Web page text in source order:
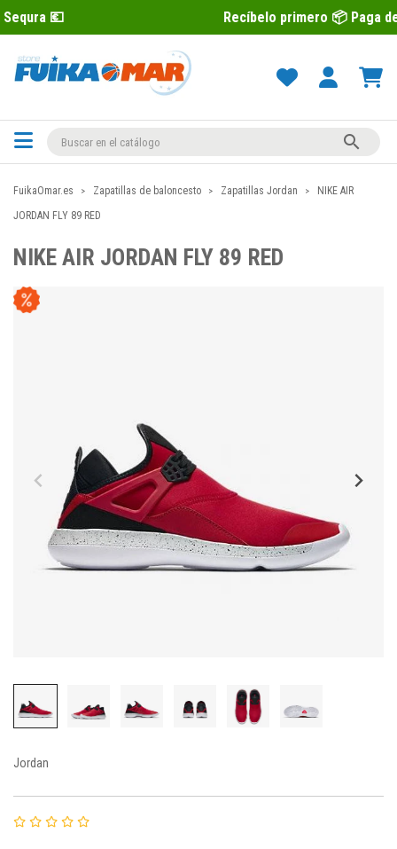
Recíbelo primero 📦 Paga después con

FuikaOmar.es Zapatillas de baloncesto Zapatillas Jordan
NIKE AIR
JORDAN FLY 89 RED
NIKE AIR JORDAN FLY 89 RED
Jordan